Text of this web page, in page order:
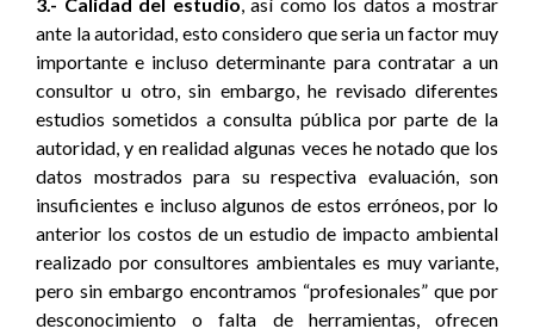
ante la autoridad, esto considero que seria un factor muy
importante e incluso determinante para contratar a un
consultor u otro, sin embargo, he revisado diferentes
estudios sometidos a consulta pública por parte de la
autoridad, y en realidad algunas veces he notado que los
datos mostrados para su respectiva evaluación, son
insuficientes e incluso algunos de estos erróneos, por lo
anterior los costos de un estudio de impacto ambiental
realizado por consultores ambientales es muy variante,
pero sin embargo encontramos “profesionales” que por
desconocimiento o falta de herramientas, ofrecen